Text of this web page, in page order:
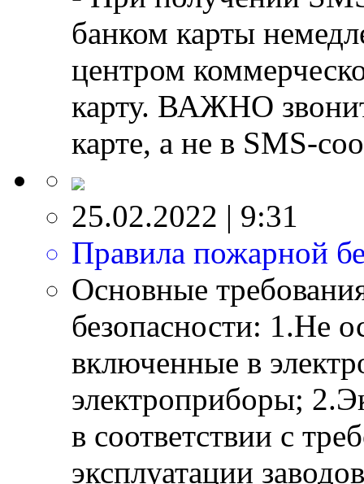
банком карты
центром
карту. ВАЖНО
карте, а не в SMS-
25.02.2022 | 9:31
Правила пожарной
Основные
безопасности: 1.Не
включенные в
электроприборы;
в соответствии с
эксплуатации